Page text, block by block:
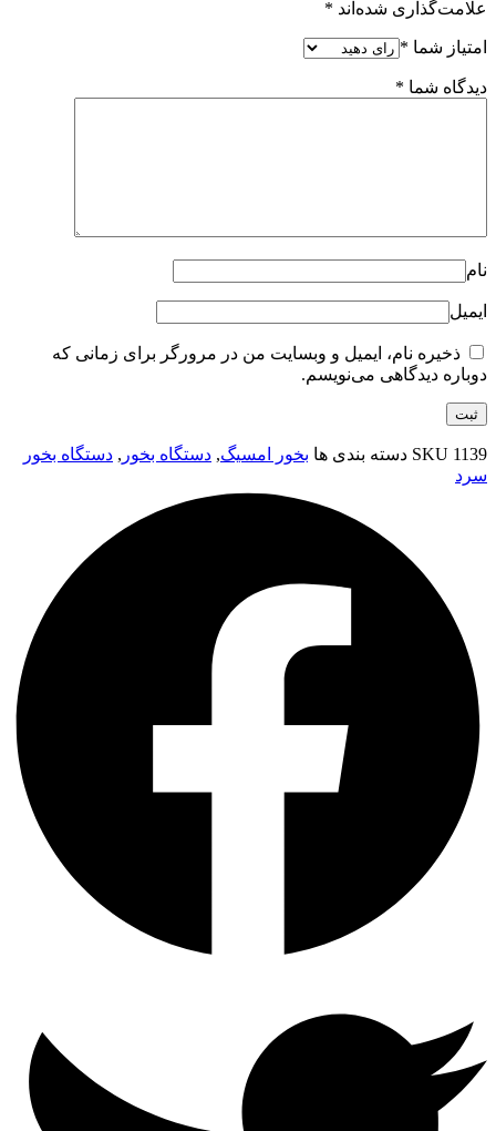
علامت‌گذاری شده‌اند *
امتیاز شما *
دیدگاه شما *
نام
ایمیل
ذخیره نام، ایمیل و وبسایت من در مرورگر برای زمانی که
دوباره دیدگاهی می‌نویسم.
SKU 1139 دسته بندی ها بخور امسیگ, دستگاه بخور , دستگاه بخور
سرد